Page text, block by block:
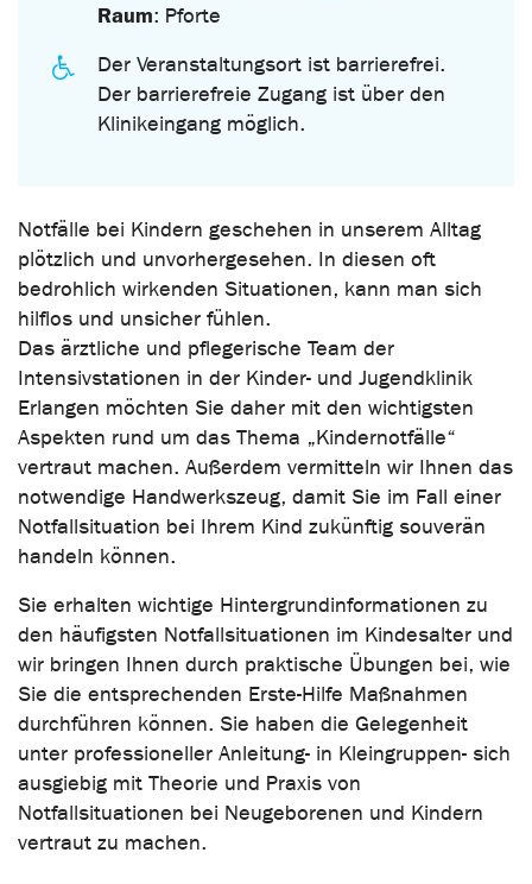
Raum: Pforte
Der Veranstaltungsort ist barrierefrei.
Der barrierefreie Zugang ist über den
Klinikeingang möglich.
Notfälle bei Kindern geschehen in unserem Alltag
plötzlich und unvorhergesehen. In diesen oft
bedrohlich wirkenden Situationen, kann man sich
hilflos und unsicher fühlen.
Das ärztliche und pflegerische Team der
Intensivstationen in der Kinder- und Jugendklinik
Erlangen möchten Sie daher mit den wichtigsten
Aspekten rund um das Thema „Kindernotfälle“
vertraut machen. Außerdem vermitteln wir Ihnen das
notwendige Handwerkszeug, damit Sie im Fall einer
Notfallsituation bei Ihrem Kind zukünftig souverän
handeln können.
Sie erhalten wichtige Hintergrundinformationen zu
den häufigsten Notfallsituationen im Kindesalter und
wir bringen Ihnen durch praktische Übungen bei, wie
Sie die entsprechenden Erste-Hilfe Maßnahmen
durchführen können. Sie haben die Gelegenheit
unter professioneller Anleitung- in Kleingruppen- sich
ausgiebig mit Theorie und Praxis von
Notfallsituationen bei Neugeborenen und Kindern
vertraut zu machen.